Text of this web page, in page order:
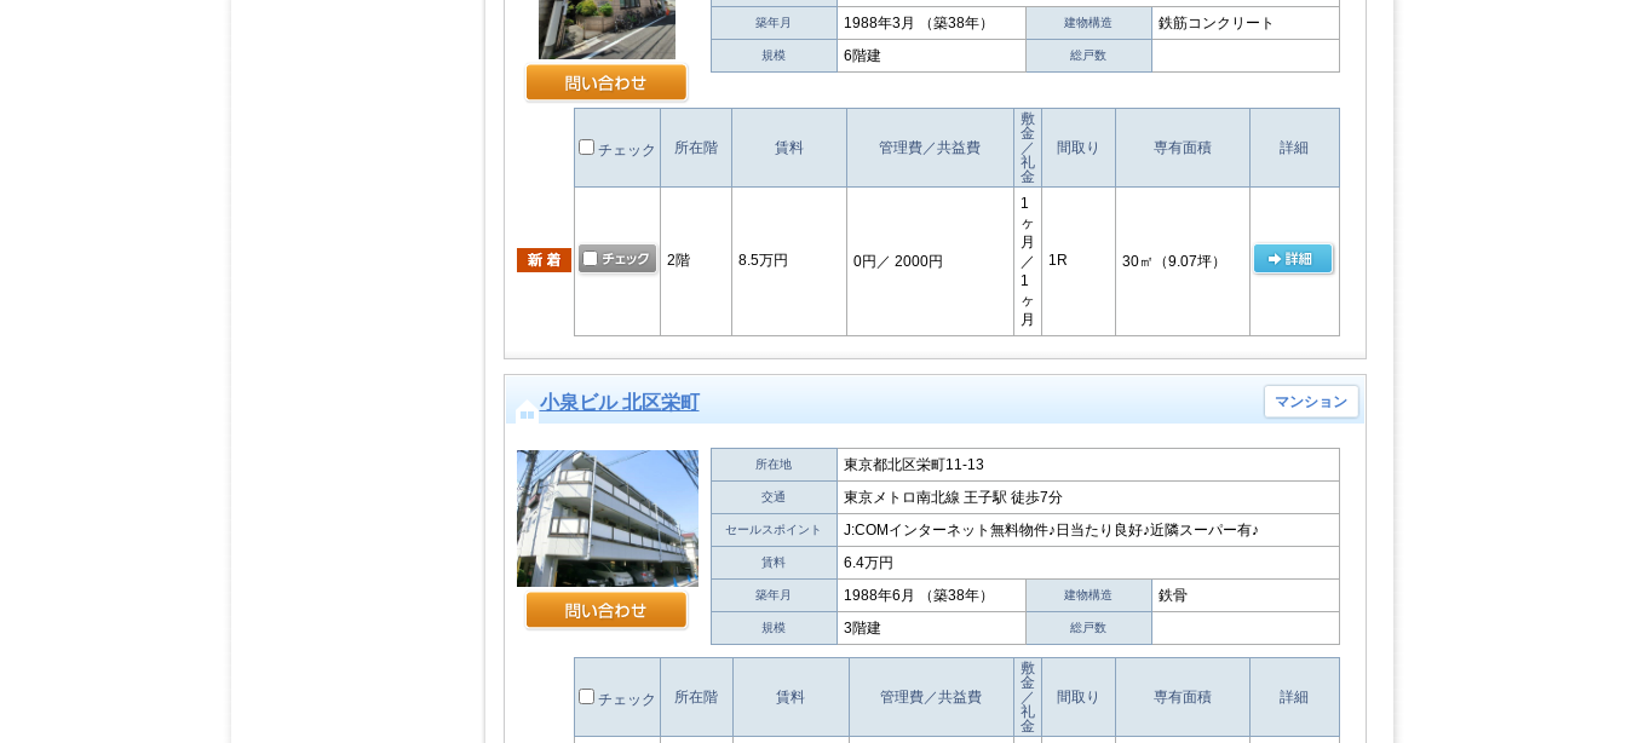
築年月 1988年3月 （築38年） 建物構造 鉄筋コンクリート
規模 6階建 総戸数
チェック 所在階 賃料 管理費／共益費
敷
金
／
礼
金
間取り 専有面積 詳細
2階 8.5万円 0円 ／ 2000円
1
ヶ
月
／
1
ヶ
月
1R 30㎡ （9.07坪）
小泉ビル 北区栄町 マンション
所在地 東京都北区栄町11-13
交通 東京メトロ南北線 王子駅 徒歩7分
セールスポイント J:COMインターネット無料物件♪日当たり良好♪近隣スーパー有♪
賃料 6.4万円
築年月 1988年6月 （築38年） 建物構造 鉄骨
規模 3階建 総戸数
チェック 所在階 賃料 管理費／共益費
敷
金
／
礼
金
間取り 専有面積 詳細